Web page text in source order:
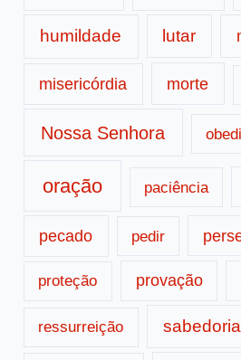
humildade lutar
misericórdia morte
Nossa Senhora
oração paciência
pecado pedir
proteção provação
ressurreição sabedoria